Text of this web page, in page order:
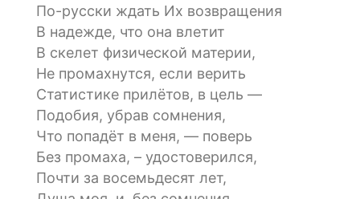
По-русски ждать Их возвращения
В надежде, что она влетит
В скелет физической материи,
Не промахнутся, если верить
Статистике прилётов, в цель —
Подобия, убрав сомнения,
Что попадёт в меня, — поверь
Без промаха, – удостоверился,
Почти за восемьдесят лет,